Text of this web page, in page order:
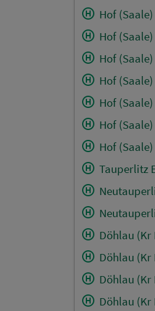
Hof
Hof
Hof
Hof
Hof
Hof
Hof
Tauperlitz
Döhlau (Kr
Döhlau (Kr
Döhlau (Kr
Döhlau